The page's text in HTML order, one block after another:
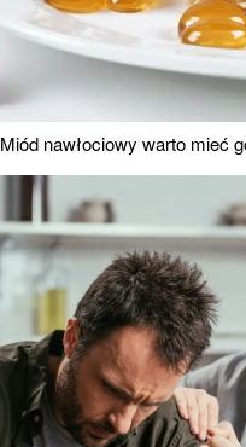
Miód nawłociowy warto mieć